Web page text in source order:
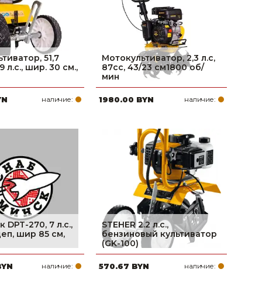
51,7
л.с., шир. 30 см.,
наличие:
Мотокультиватор, 2,3 л.с,
87сс, 43/23 см1800 об/
мин
1980.00 BYN наличие:
DPT-270, 7 л.с.,
шир 85 см,
наличие:
STEHER 2.2 л.с.,
бензиновый культиватор
(GK-100)
570.67 BYN наличие: